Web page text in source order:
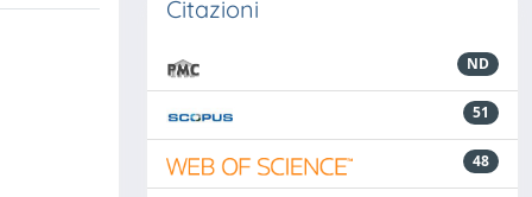
Citazioni
ND
51
48